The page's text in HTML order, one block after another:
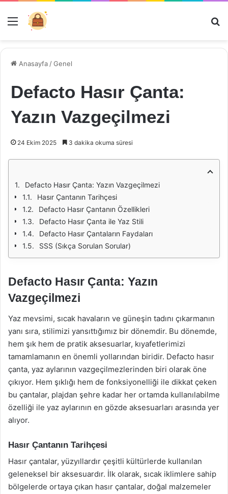
Menü
Anasayfa /Genel
Defacto Hasır Çanta:
Yazın Vazgeçilmezi
24 Ekim 2025 3 dakika okuma süresi
Defacto Hasır Çanta: Yazın Vazgeçilmezi
Hasır Çantanın Tarihçesi
Defacto Hasır Çantanın Özellikleri
Defacto Hasır Çanta ile Yaz Stili
Defacto Hasır Çantaların Faydaları
SSS (Sıkça Sorulan Sorular)
Defacto Hasır Çanta: Yazın
Vazgeçilmezi
Yaz mevsimi, sıcak havaların ve güneşin tadını çıkarmanın
yanı sıra, stilimizi yansıttığımız bir dönemdir. Bu dönemde,
hem şık hem de pratik aksesuarlar, kıyafetlerimizi
tamamlamanın en önemli yollarından biridir. Defacto hasır
çanta, yaz aylarının vazgeçilmezlerinden biri olarak öne
çıkıyor. Hem şıklığı hem de fonksiyonelliği ile dikkat çeken
bu çantalar, plajdan şehre kadar her ortamda kullanılabilme
özelliği ile yaz aylarının en gözde aksesuarları arasında yer
alıyor.
Hasır Çantanın Tarihçesi
Hasır çantalar, yüzyıllardır çeşitli kültürlerde kullanılan
geleneksel bir aksesuardır. İlk olarak, sıcak iklimlere sahip
bölgelerde ortaya çıkan hasır çantalar, doğal malzemeler